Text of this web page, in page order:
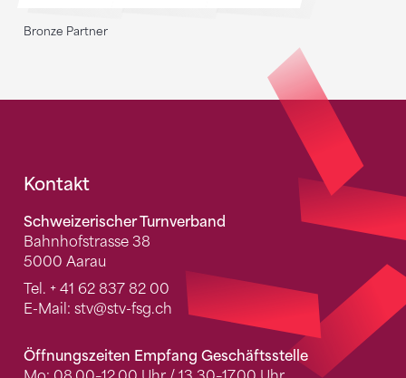
Bronze Partner
Fusszeile
Kontakt
Schweizerischer Turnverband
Bahnhofstrasse 38
5000 Aarau
Tel. + 41 62 837 82 00
E-Mail: stv@stv-fsg.ch
Öffnungszeiten Empfang Geschäftsstelle